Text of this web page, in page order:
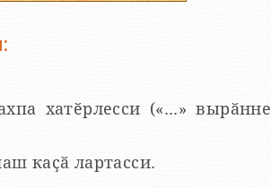
хатӗрлесси («...» вырӑнне
каҫӑ лартасси.